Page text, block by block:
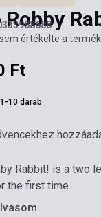
Robby
értékelte a
Ft
10 darab
Rabbit! is a two
the first time.